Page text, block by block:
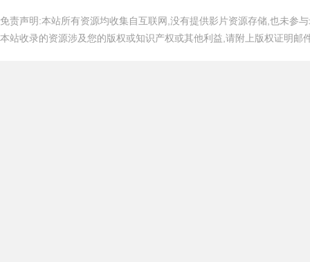
免责声明:本站所有资源均收集自互联网,没有提供影片资源存储,也未参
本站收录的资源涉及您的版权或知识产权或其他利益,请附上版权证明